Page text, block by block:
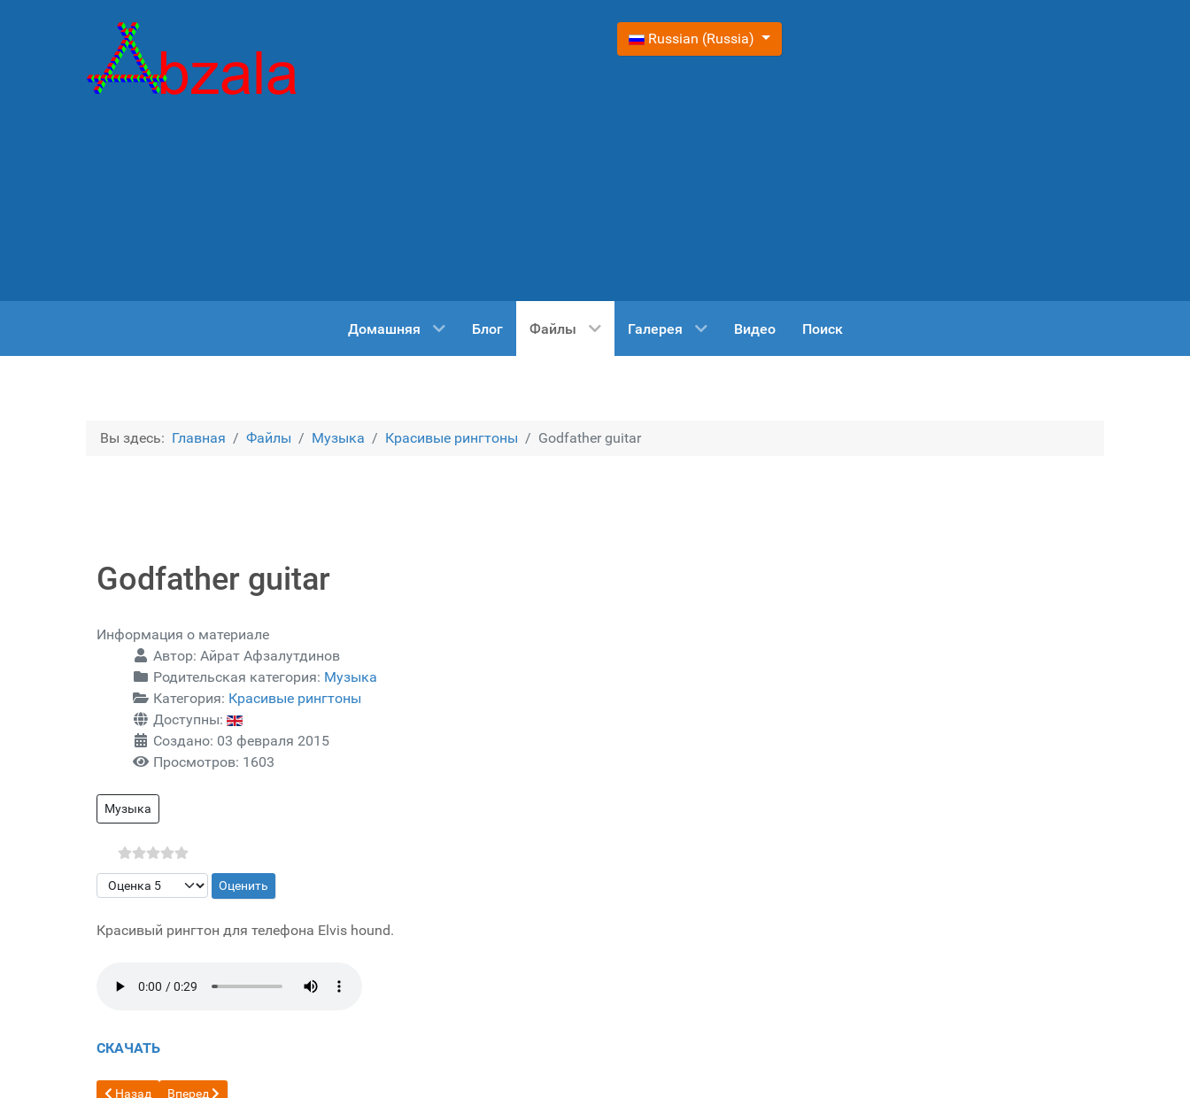
Выберите язык
Russian (Russia)
Домашняя Блог Файлы Галерея Видео Поиск
Вы здесь: Главная Файлы Музыка Красивые рингтоны Godfather guitar
Godfather guitar
Информация о материале
Автор: Айрат Афзалутдинов
Родительская категория: Музыка
Категория: Красивые рингтоны
Доступны:
Создано: 03 февраля 2015
Просмотров: 1603
Музыка
Пожалуйста, оцените
Красивый рингтон для телефона Elvis hound.
СКАЧАТЬ
Предыдущий: Хорошо плохо уродливо
Назад Следующий: Fur elise dubstep
Вперед